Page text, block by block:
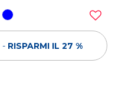
- RISPARMI IL 27 %